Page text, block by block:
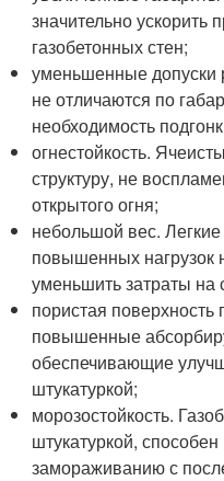
значительно ускорить
газобетонных стен;
уменьшенные допуски
не отличаются по
необходимость
огнестойкость.
структуру, не
открытого огня;
небольшой вес.
повышенных нагрузок
уменьшить затраты на
пористая поверхность
повышенные
обеспечивающие
штукатуркой;
морозостойкость.
штукатуркой,
замораживанию с